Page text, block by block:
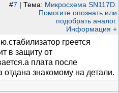
#7 | Тема: Микросхема SN117D.
Помогите опознать или
подобрать аналог.
Информация +
греется
в защиту от
плата после
отдана знакомому на детали.